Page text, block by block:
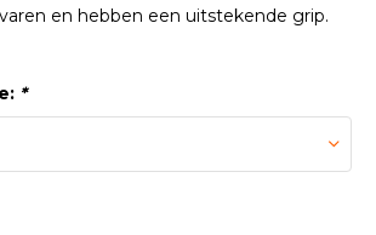
en hebben een uitstekende grip.
*